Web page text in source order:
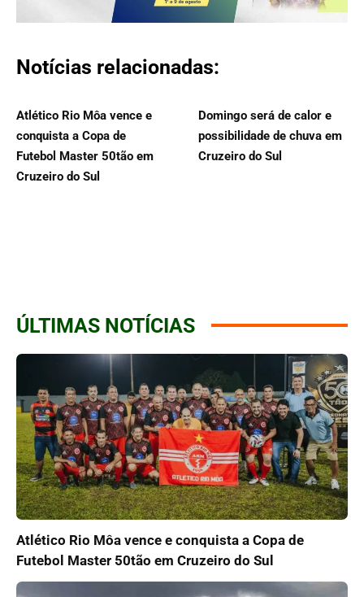
Notícias relacionadas:
Atlético Rio Môa vence e
conquista a Copa de
Futebol Master 50tão em
Cruzeiro do Sul
Domingo será de calor e
possibilidade de chuva em
Cruzeiro do Sul
ÚLTIMAS NOTÍCIAS
Atlético Rio Môa vence e conquista a Copa de
Futebol Master 50tão em Cruzeiro do Sul